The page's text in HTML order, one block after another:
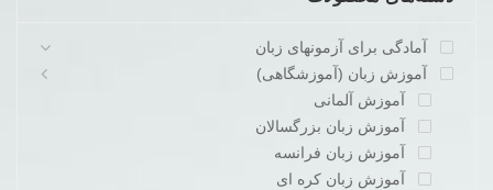
آمادگی برای آزمونهای زبان
آموزش زبان (آموزشگاهی)
آموزش آلمانی
آموزش زبان بزرگسالان
آموزش زبان فرانسه
آموزش زبان کره ای